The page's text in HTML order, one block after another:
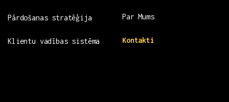
Pārdošanas stratēģija
Klientu vadības sistēma
Par Mums
Kontakti